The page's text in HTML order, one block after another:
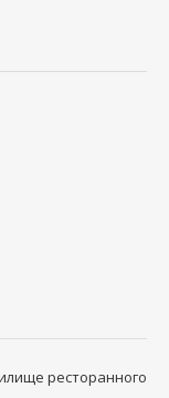
ресторанного